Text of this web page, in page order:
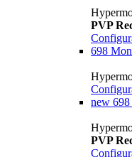
PVP
698
new
PVP